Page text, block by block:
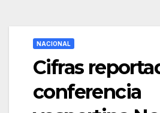
NACIONAL
Cifras
conferencia